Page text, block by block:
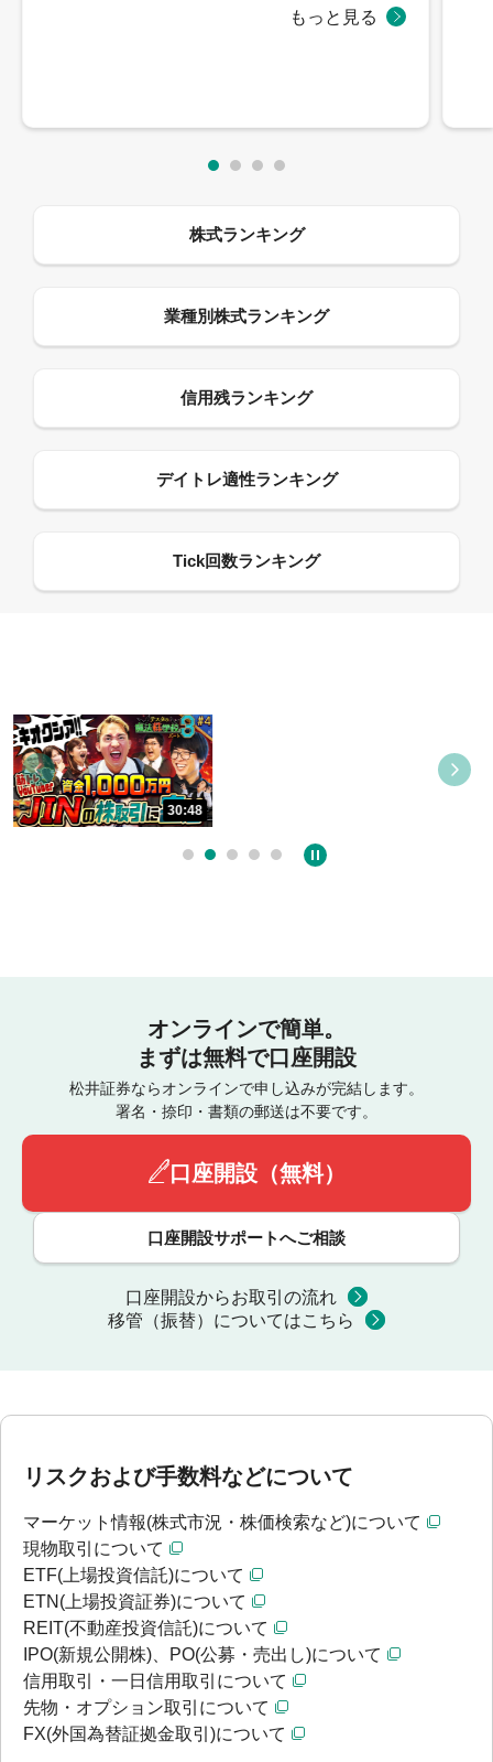
オンラインで簡単。
まずは無料で口座開設
松井証券ならオンラインで申し込みが完結します。
署名・捺印・書類の郵送は不要です。
口座開設（無料）
口座開設サポートへご相談
口座開設からお取引の流れ
移管（振替）についてはこちら
リスクおよび手数料などについて
マーケット情報(株式市況・株価検索など)について
現物取引について
ETF(上場投資信託)について
ETN(上場投資証券)について
REIT(不動産投資信託)について
IPO(新規公開株)、PO(公募・売出し)について
信用取引・一日信用取引について
先物・オプション取引について
FX(外国為替証拠金取引)について